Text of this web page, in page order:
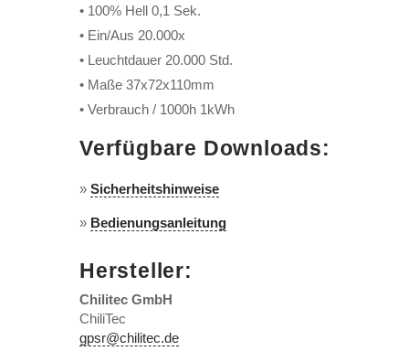
• 100% Hell 0,1 Sek.
• Ein/Aus 20.000x
• Leuchtdauer 20.000 Std.
• Maße 37x72x110mm
• Verbrauch / 1000h 1kWh
Verfügbare Downloads:
» Sicherheitshinweise
» Bedienungsanleitung
Hersteller:
Chilitec GmbH
ChiliTec
gpsr@chilitec.de